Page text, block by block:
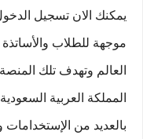
يمكنك الان تسجيل
موجهة للطلاب
العالم وتهدف تلك
المملكة العربية
بالعديد من